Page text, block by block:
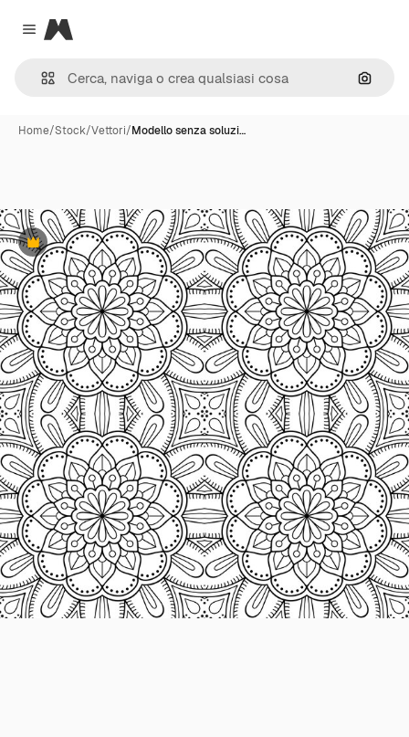
Close menu
Magnific
Cerca
Home/Stock/Vettori/Modello senza soluzi…
Premium